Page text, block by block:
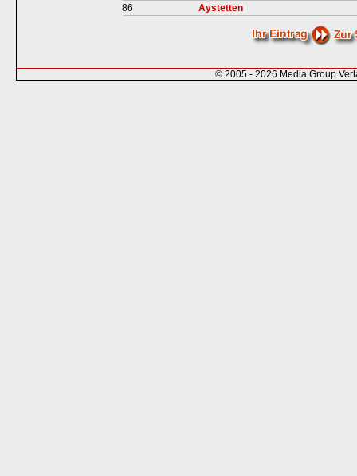
86
Aystetten
© 2005 - 2026 Media Group